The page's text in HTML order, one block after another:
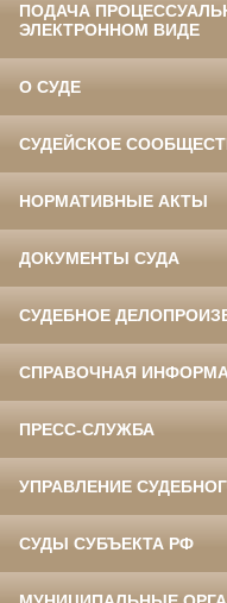
ПОДАЧА
ЭЛЕКТРОННОМ ВИДЕ
О СУДЕ
СУДЕЙСКОЕ
НОРМАТИВНЫЕ АКТЫ
ДОКУМЕНТЫ СУДА
СУДЕБНОЕ
СПРАВОЧНАЯ
ПРЕСС-СЛУЖБА
УПРАВЛЕНИЕ
СУДЫ СУБЪЕКТА РФ